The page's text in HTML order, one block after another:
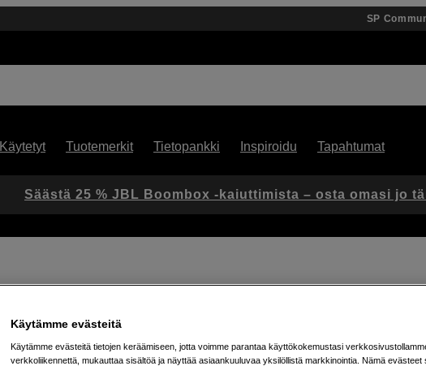
SP
Käytetyt Tuotemerkit Tietopankki Inspiroidu Tapahtumat
Akku Sony A7R VI -malliin
Säästä 25 % JBL Boombox -kaiuttimista – osta omasi jo
Käytämme evästeitä
Käytämme evästeitä tietojen keräämiseen, jotta voimme parantaa käyttökokemustasi
verkkoliikennettä, mukauttaa sisältöä ja näyttää asiaankuuluvaa yksilöllistä markkinointia. Nämä evästeet